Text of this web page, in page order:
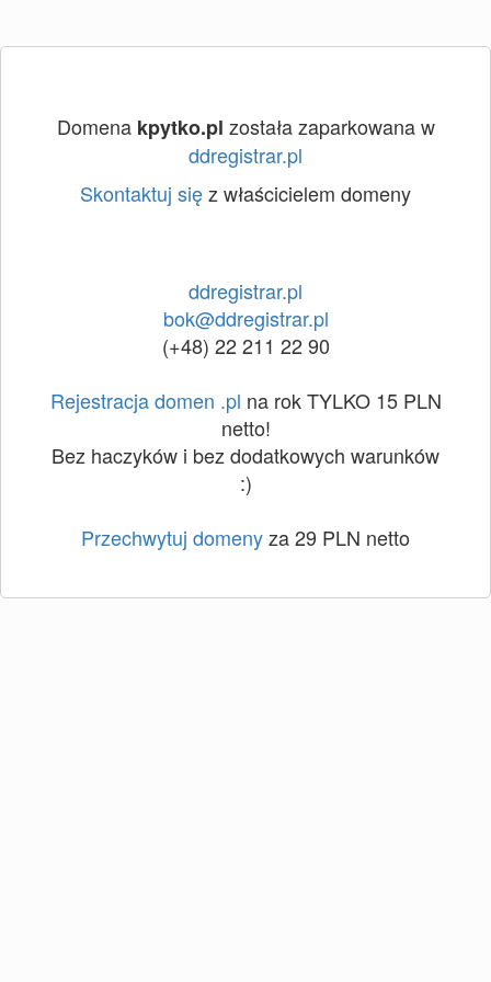
Domena kpytko.pl została zaparkowana w
ddregistrar.pl
Skontaktuj sięz właścicielem domeny
ddregistrar.pl
bok@ddregistrar.pl
(+48) 22 211 22 90
Rejestracja domen .pl na rok TYLKO 15 PLN
netto!
Bez haczyków i bez dodatkowych warunków
:)
Przechwytuj domenyza 29 PLN netto